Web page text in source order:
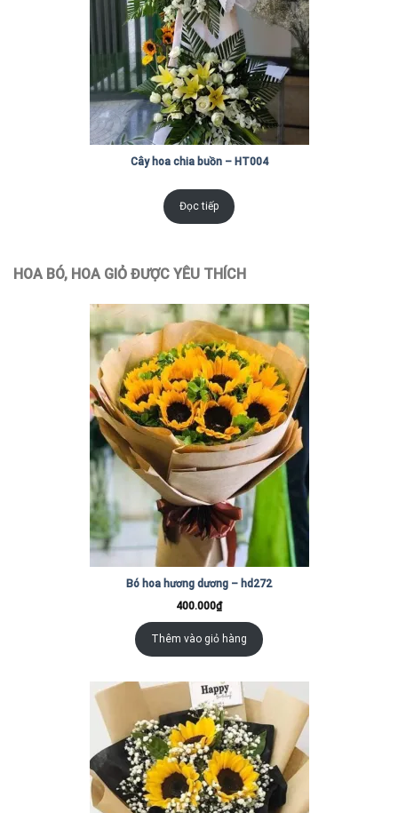
Cây hoa chia buồn – HT004
Đọc tiếp
HOA BÓ, HOA GIỎ ĐƯỢC YÊU THÍCH
Bó hoa hương dương – hd272
400.000₫
Thêm vào giỏ hàng